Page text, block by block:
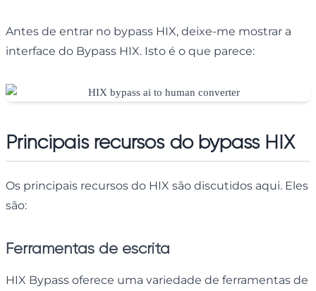
Antes de entrar no bypass HIX, deixe-me mostrar a
interface do Bypass HIX. Isto é o que parece:
Principais recursos do bypass HIX
Os principais recursos do HIX são discutidos aqui. Eles
são:
Ferramentas de escrita
HIX Bypass oferece uma variedade de ferramentas de